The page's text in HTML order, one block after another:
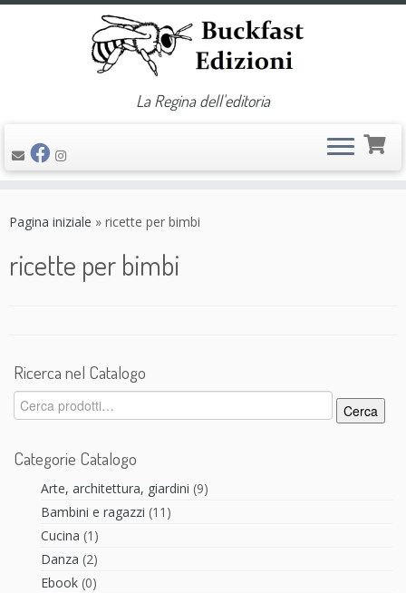
La Regina dell'editoria
Pagina iniziale » ricette per bimbi
ricette per bimbi
Ricerca nel Catalogo
Cerca:
Cerca
Categorie Catalogo
Arte, architettura, giardini (9)
Bambini e ragazzi (11)
Cucina (1)
Danza (2)
Ebook (0)